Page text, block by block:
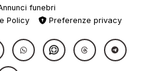
funebri
Policy Preferenze privacy